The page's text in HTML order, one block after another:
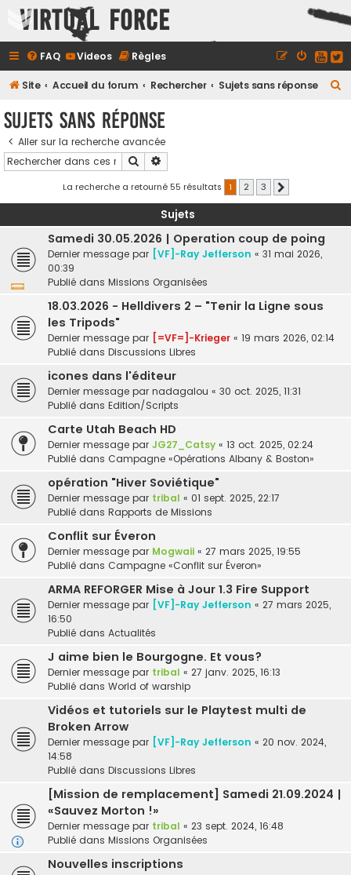
Virtual Force
FAQ Videos Règles
Site Accueil du forum Rechercher Sujets sans réponse
c
h
Sujets sans réponse
Aller sur la recherche avancée
Rechercher
La recherche a retourné 55 résultats 1 2 3
Sujets
Samedi 30.05.2026 | Operation coup de poing
Dernier message par [VF]-Ray Jefferson « 31 mai 2026,
00:39
Publié dans Missions Organisées
18.03.2026 - Helldivers 2 – "Tenir la Ligne sous
les Tripods"
Dernier message par [=VF=]-Krieger « 19 mars 2026, 02:14
Publié dans Discussions Libres
icones dans l'éditeur
Dernier message par nadagalou « 30 oct. 2025, 11:31
Publié dans Edition/Scripts
Carte Utah Beach HD
Dernier message par JG27_Catsy « 13 oct. 2025, 02:24
Publié dans Campagne «Opérations Albany & Boston»
opération "Hiver Soviétique"
Dernier message par tribal « 01 sept. 2025, 22:17
Publié dans Rapports de Missions
Conflit sur Éveron
Dernier message par Mogwaii « 27 mars 2025, 19:55
Publié dans Campagne «Conflit sur Éveron»
ARMA REFORGER Mise à Jour 1.3 Fire Support
Dernier message par [VF]-Ray Jefferson « 27 mars 2025,
16:50
Publié dans Actualités
J aime bien le Bourgogne. Et vous?
Dernier message par tribal « 27 janv. 2025, 16:13
Publié dans World of warship
Vidéos et tutoriels sur le Playtest multi de
Broken Arrow
Dernier message par [VF]-Ray Jefferson « 20 nov. 2024,
14:58
Publié dans Discussions Libres
[Mission de remplacement] Samedi 21.09.2024 |
«Sauvez Morton !»
Dernier message par tribal « 23 sept. 2024, 16:48
Publié dans Missions Organisées
Nouvelles inscriptions